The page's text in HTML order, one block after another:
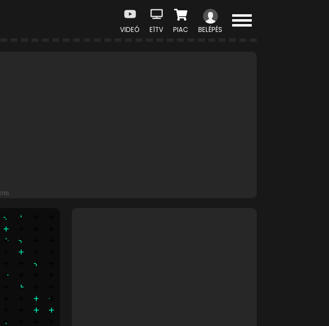
VIDEÓ E1TV PIAC BELÉPÉS